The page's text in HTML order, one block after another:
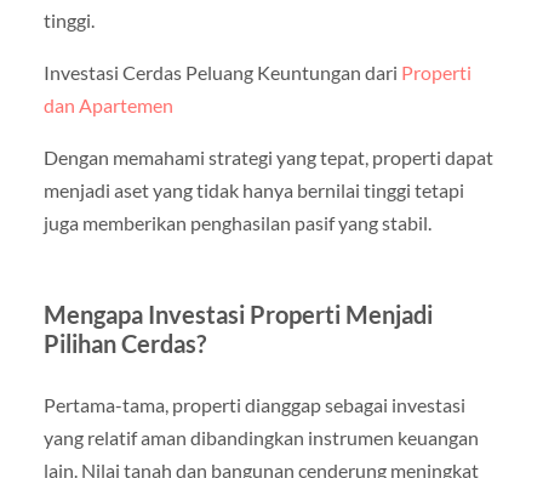
tinggi.
Investasi Cerdas Peluang Keuntungan dari Properti
dan Apartemen
Dengan memahami strategi yang tepat, properti dapat
menjadi aset yang tidak hanya bernilai tinggi tetapi
juga memberikan penghasilan pasif yang stabil.
Mengapa Investasi Properti Menjadi
Pilihan Cerdas?
Pertama-tama, properti dianggap sebagai investasi
yang relatif aman dibandingkan instrumen keuangan
lain. Nilai tanah dan bangunan cenderung meningkat